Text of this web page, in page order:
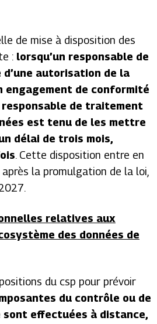
de mise à disposition des
: lorsqu’un responsable de
autorisation de la
engagement de conformité
de traitement
est tenu de les mettre
délai de trois mois,
. Cette disposition entre en
la promulgation de la loi,
relatives aux
des données de
du csp pour prévoir
du contrôle ou de
sont effectuées à distance,